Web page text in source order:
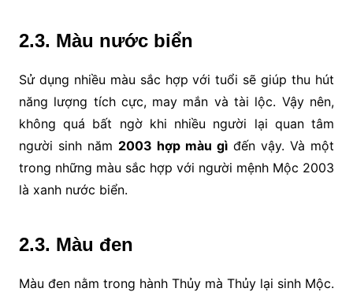
2.3. Màu nước biển
Sử dụng nhiều màu sắc hợp với tuổi sẽ giúp thu hút
năng lượng tích cực, may mắn và tài lộc. Vậy nên,
không quá bất ngờ khi nhiều người lại quan tâm
người sinh năm 2003 hợp màu gì đến vậy. Và một
trong những màu sắc hợp với người mệnh Mộc 2003
là xanh nước biển.
2.3. Màu đen
Màu đen nằm trong hành Thủy mà Thủy lại sinh Mộc.